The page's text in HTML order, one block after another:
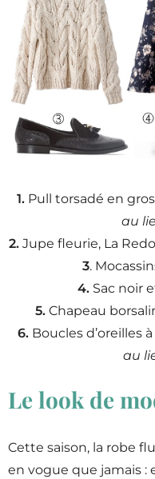
1.Pull torsadé en
au
2.Jupe fleurie, La
3.
4. Sac noir
5. Chapeau
6. Boucles d’oreilles
au
Le look de
Cette saison, la robe
en vogue que jamais :